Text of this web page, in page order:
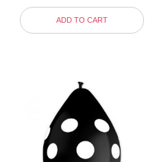
ADD TO CART